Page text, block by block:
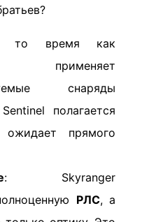
время как
применяет
снаряды
полагается
прямого
: Skyranger
РЛС, а